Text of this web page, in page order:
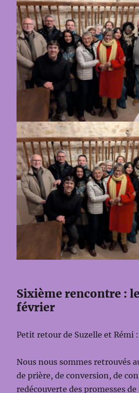
Sixième rencontre :
février
Petit retour de Suzelle et Rémi :
Nous nous sommes retrouvés
de prière, de conversion, de
redécouverte des promesses